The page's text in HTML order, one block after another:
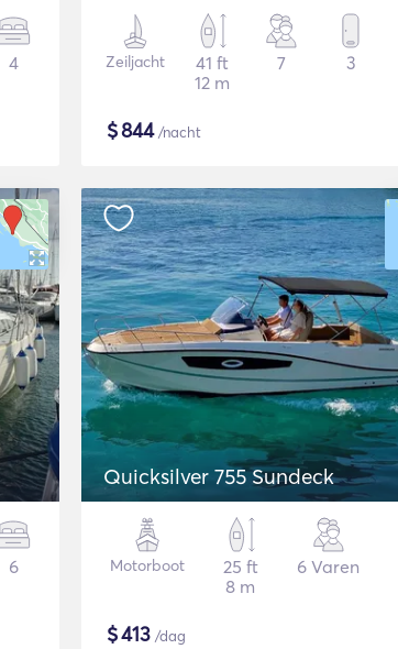
4 Zeiljacht
41 ft
12 m
7 3
$844/nacht
6
Quicksilver 755 Sundeck
Motorboot
25 ft
8 m
6 Varen
$413 /dag